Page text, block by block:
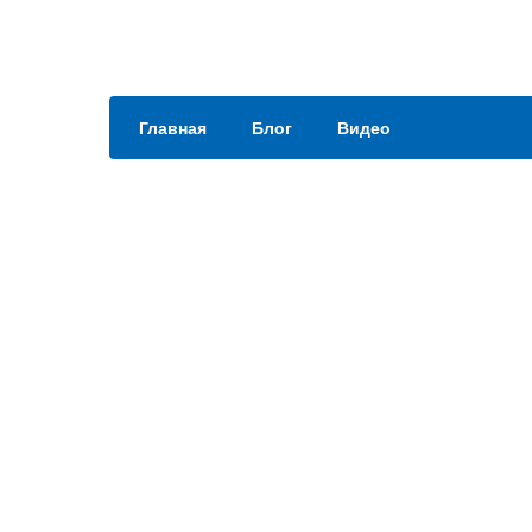
Главная Блог Видео